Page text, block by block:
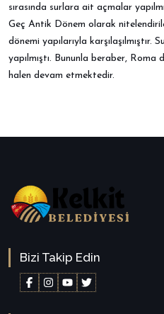
sırasında surlara ait açmalar
Geç Antik Dönem olarak
dönemi yapılarıyla karşılaşılmıştır.
yapılmıştı. Bununla beraber,
halen devam etmektedir.
Bizi Takip Edin